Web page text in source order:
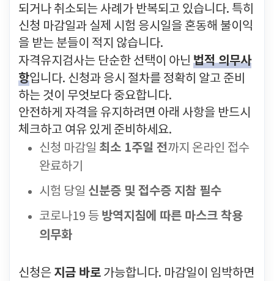
되거나 취소되는 사례가 반복되고 있습니다. 특히
신청 마감일과 실제 시험 응시일을 혼동해 불이익
을 받는 분들이 적지 않습니다.
자격유지검사는 단순한 선택이 아닌 법적 의무사
항입니다. 신청과 응시 절차를 정확히 알고 준비
하는 것이 무엇보다 중요합니다.
안전하게 자격을 유지하려면 아래 사항을 반드시
체크하고 여유 있게 준비하세요.
신청 마감일 최소 1주일 전까지 온라인 접수
완료하기
시험 당일 신분증 및 접수증 지참 필수
코로나19 등 방역지침에 따른 마스크 착용
의무화
신청은 지금 바로 가능합니다. 마감일이 임박하면